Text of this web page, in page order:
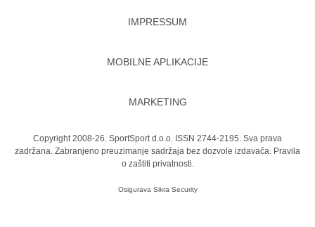
IMPRESSUM
MOBILNE APLIKACIJE
MARKETING
Copyright 2008-26. SportSport d.o.o. ISSN 2744-2195. Sva prava
zadržana. Zabranjeno preuzimanje sadržaja bez dozvole izdavača. Pravila
o zaštiti privatnosti.
Osigurava Sikra Security